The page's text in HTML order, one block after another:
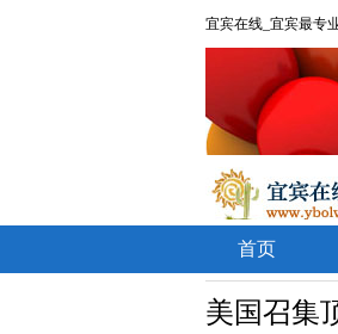
宜宾在线_宜宾最专
首页
美国召集